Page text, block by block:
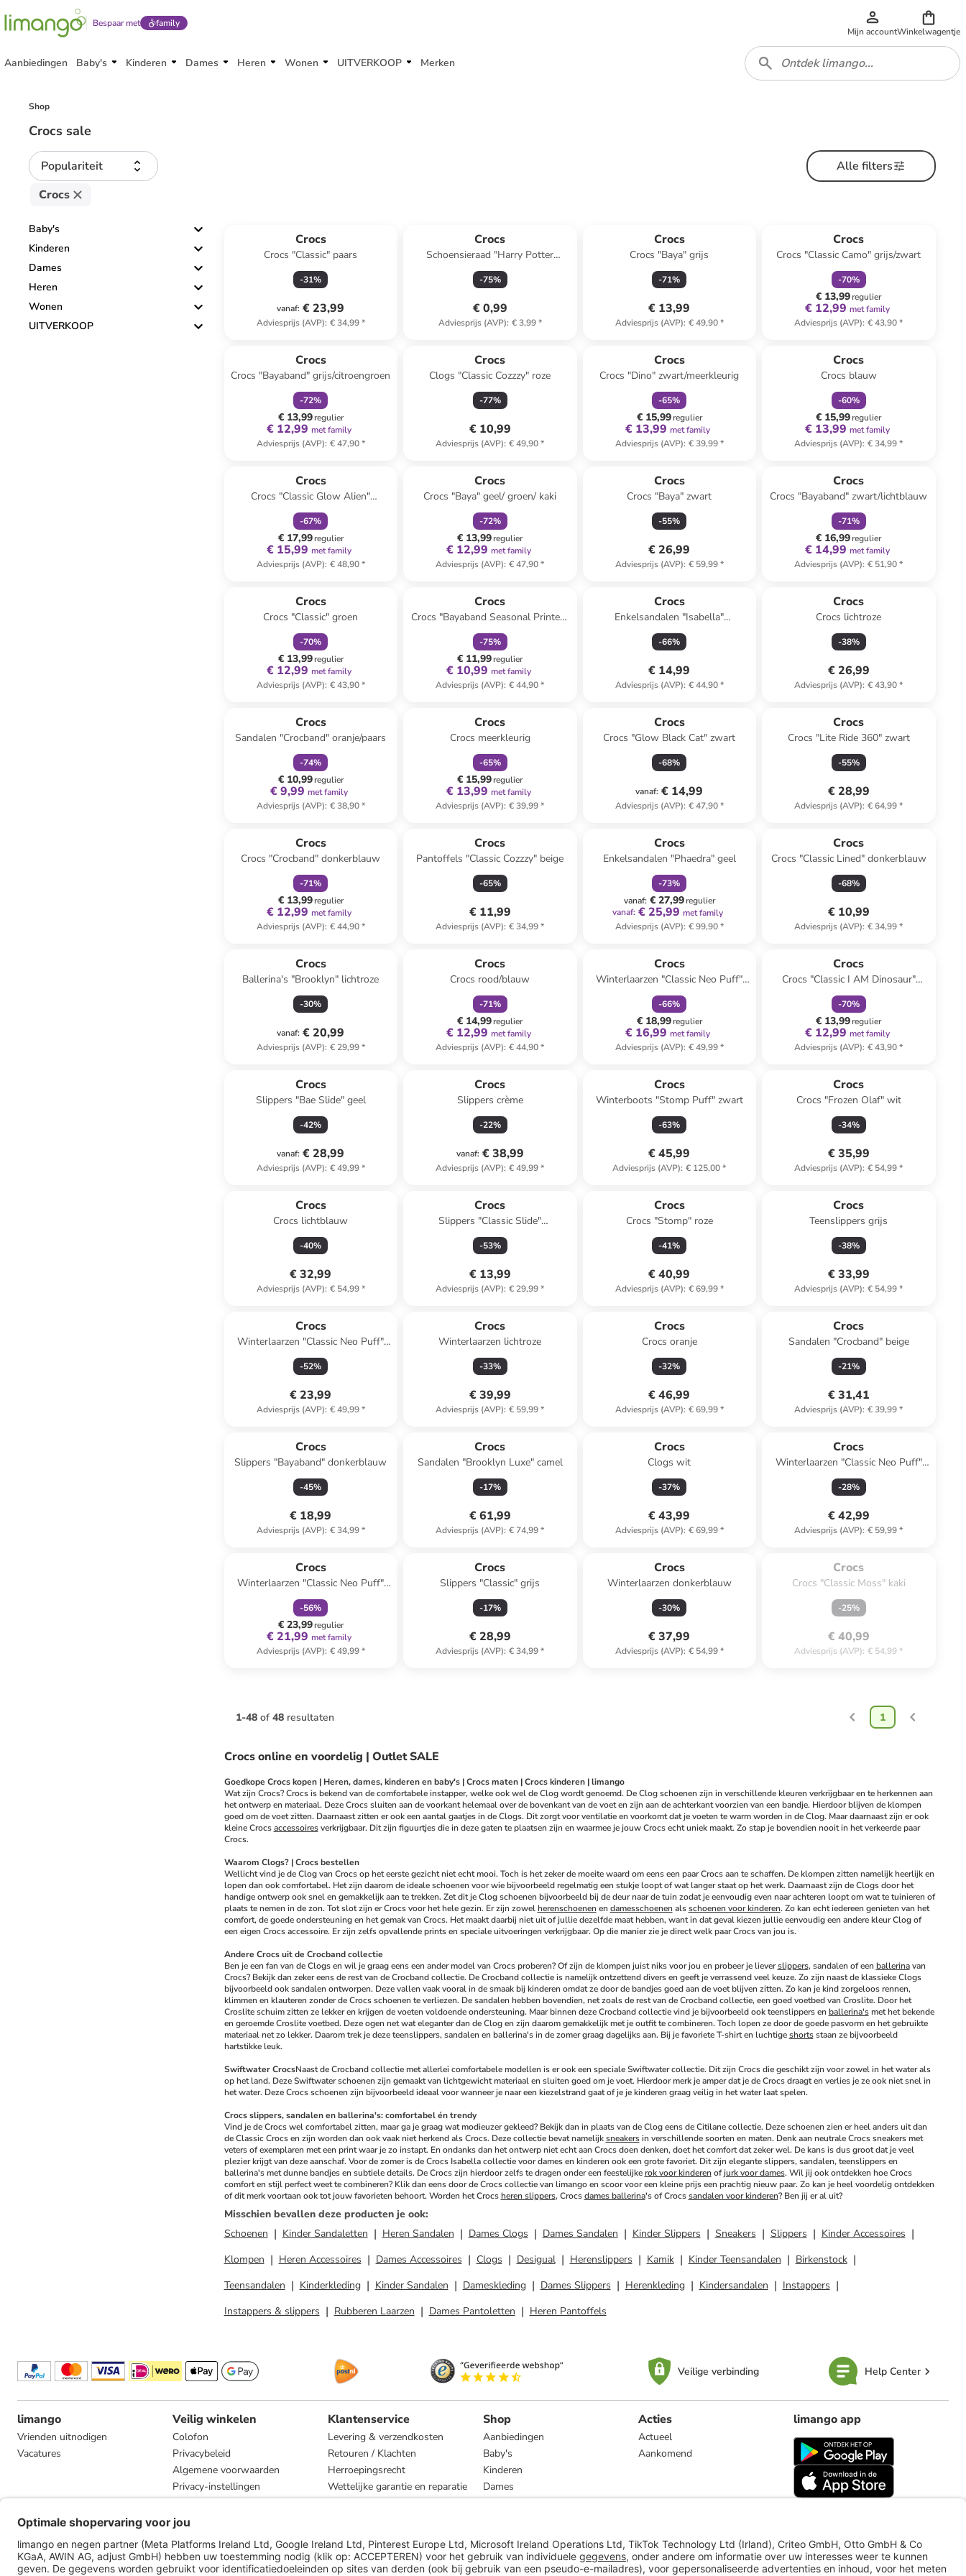
Bespaar met family
Mijn accountWinkelwagentje
Aanbiedingen Baby's Kinderen Dames Heren Wonen UITVERKOOP Merken
Shop
Crocs sale
Populariteit
Alle filters
Crocs
Baby's
Kinderen
Dames
Heren
Wonen
UITVERKOOP
Crocs
Crocs "Classic" paars
-31%
vanaf: € 23,99
Adviesprijs (AVP): € 34,99*
Crocs
Schoensieraad "Harry Potter
Hufflepuff House" geel/blauw
-75%
€ 0,99
Adviesprijs (AVP): € 3,99*
Crocs
Crocs "Baya" grijs
-71%
€ 13,99
Adviesprijs (AVP): € 49,90*
Crocs
Crocs "Classic Camo" grijs/zwart
-70%
€ 13,99regulier
€ 12,99 met family
Adviesprijs (AVP): € 43,90*
Crocs
Crocs "Bayaband" grijs/citroengroen
-72%
€ 13,99regulier
€ 12,99 met family
Adviesprijs (AVP): € 47,90*
Crocs
Clogs "Classic Cozzzy" roze
-77%
€ 10,99
Adviesprijs (AVP): € 49,90*
Crocs
Crocs "Dino" zwart/meerkleurig
-65%
€ 15,99regulier
€ 13,99 met family
Adviesprijs (AVP): € 39,99*
Crocs
Crocs blauw
-60%
€ 15,99regulier
€ 13,99 met family
Adviesprijs (AVP): € 34,99*
Crocs
Crocs "Classic Glow Alien"
wit/groen
-67%
€ 17,99regulier
€ 15,99 met family
Adviesprijs (AVP): € 48,90*
Crocs
Crocs "Baya" geel/ groen/ kaki
-72%
€ 13,99regulier
€ 12,99 met family
Adviesprijs (AVP): € 47,90*
Crocs
Crocs "Baya" zwart
-55%
€ 26,99
Adviesprijs (AVP): € 59,99*
Crocs
Crocs "Bayaband" zwart/lichtblauw
-71%
€ 16,99regulier
€ 14,99 met family
Adviesprijs (AVP): € 51,90*
Crocs
Crocs "Classic" groen
-70%
€ 13,99regulier
€ 12,99 met family
Adviesprijs (AVP): € 43,90*
Crocs
Crocs "Bayaband Seasonal Printed"
grijs/zwart/rood
-75%
€ 11,99regulier
€ 10,99 met family
Adviesprijs (AVP): € 44,90*
Crocs
Enkelsandalen "Isabella"
zilverkleurig
-66%
€ 14,99
Adviesprijs (AVP): € 44,90*
Crocs
Crocs lichtroze
-38%
€ 26,99
Adviesprijs (AVP): € 43,90*
Crocs
Sandalen "Crocband" oranje/paars
-74%
€ 10,99regulier
€ 9,99 met family
Adviesprijs (AVP): € 38,90*
Crocs
Crocs meerkleurig
-65%
€ 15,99regulier
€ 13,99 met family
Adviesprijs (AVP): € 39,99*
Crocs
Crocs "Glow Black Cat" zwart
-68%
vanaf: € 14,99
Adviesprijs (AVP): € 47,90*
Crocs
Crocs "Lite Ride 360" zwart
-55%
€ 28,99
Adviesprijs (AVP): € 64,99*
Crocs
Crocs "Crocband" donkerblauw
-71%
€ 13,99regulier
€ 12,99 met family
Adviesprijs (AVP): € 44,90*
Crocs
Pantoffels "Classic Cozzzy" beige
-65%
€ 11,99
Adviesprijs (AVP): € 34,99*
Crocs
Enkelsandalen "Phaedra" geel
-73%
vanaf: € 27,99regulier
vanaf: € 25,99 met family
Adviesprijs (AVP): € 99,90*
Crocs
Crocs "Classic Lined" donkerblauw
-68%
€ 10,99
Adviesprijs (AVP): € 34,99*
Crocs
Ballerina's "Brooklyn" lichtroze
-30%
vanaf: € 20,99
Adviesprijs (AVP): € 29,99*
Crocs
Crocs rood/blauw
-71%
€ 14,99regulier
€ 12,99 met family
Adviesprijs (AVP): € 44,90*
Crocs
Winterlaarzen "Classic Neo Puff"
roze
-66%
€ 18,99regulier
€ 16,99 met family
Adviesprijs (AVP): € 49,99*
Crocs
Crocs "Classic I AM Dinosaur"
groen
-70%
€ 13,99regulier
€ 12,99 met family
Adviesprijs (AVP): € 43,90*
Crocs
Slippers "Bae Slide" geel
-42%
vanaf: € 28,99
Adviesprijs (AVP): € 49,99*
Crocs
Slippers crème
-22%
vanaf: € 38,99
Adviesprijs (AVP): € 49,99*
Crocs
Winterboots "Stomp Puff" zwart
-63%
€ 45,99
Adviesprijs (AVP): € 125,00*
Crocs
Crocs "Frozen Olaf" wit
-34%
€ 35,99
Adviesprijs (AVP): € 54,99*
Crocs
Crocs lichtblauw
-40%
€ 32,99
Adviesprijs (AVP): € 54,99*
Crocs
Slippers "Classic Slide"
donkerblauw
-53%
€ 13,99
Adviesprijs (AVP): € 29,99*
Crocs
Crocs "Stomp" roze
-41%
€ 40,99
Adviesprijs (AVP): € 69,99*
Crocs
Teenslippers grijs
-38%
€ 33,99
Adviesprijs (AVP): € 54,99*
Crocs
Winterlaarzen "Classic Neo Puff"
donkerblauw
-52%
€ 23,99
Adviesprijs (AVP): € 49,99*
Crocs
Winterlaarzen lichtroze
-33%
€ 39,99
Adviesprijs (AVP): € 59,99*
Crocs
Crocs oranje
-32%
€ 46,99
Adviesprijs (AVP): € 69,99*
Crocs
Sandalen "Crocband" beige
-21%
€ 31,41
Adviesprijs (AVP): € 39,99*
Crocs
Slippers "Bayaband" donkerblauw
-45%
€ 18,99
Adviesprijs (AVP): € 34,99*
Crocs
Sandalen "Brooklyn Luxe" camel
-17%
€ 61,99
Adviesprijs (AVP): € 74,99*
Crocs
Clogs wit
-37%
€ 43,99
Adviesprijs (AVP): € 69,99*
Crocs
Winterlaarzen "Classic Neo Puff"
zwart
-28%
€ 42,99
Adviesprijs (AVP): € 59,99*
Crocs
Winterlaarzen "Classic Neo Puff"
donkerblauw
-56%
€ 23,99regulier
€ 21,99 met family
Adviesprijs (AVP): € 49,99*
Crocs
Slippers "Classic" grijs
-17%
€ 28,99
Adviesprijs (AVP): € 34,99*
Crocs
Winterlaarzen donkerblauw
-30%
€ 37,99
Adviesprijs (AVP): € 54,99*
uitverkocht.
Crocs
Crocs "Classic Moss" kaki
-25%
€ 40,99
Adviesprijs (AVP): € 54,99*
1-48 of 48 resultaten 1
Crocs online en voordelig | Outlet SALE
Goedkope Crocs kopen | Heren, dames, kinderen en baby's | Crocs maten | Crocs kinderen | limango
Wat zijn Crocs? Crocs is bekend van de comfortabele instapper, welke ook wel de Clog wordt genoemd. De Clog schoenen zijn in verschillende kleuren verkrijgbaar en te herkennen aan
het ontwerp en materiaal. Deze Crocs sluiten aan de voorkant helemaal over de bovenkant van de voet en zijn aan de achterkant voorzien van een bandje. Hierdoor blijven de klompen
goed om de voet zitten. Daarnaast zitten er ook een aantal gaatjes in de Clogs. Dit zorgt voor ventilatie en voorkomt dat je voeten te warm worden in de Clog. Maar daarnaast zijn er ook
kleine Crocs accessoires verkrijgbaar. Dit zijn figuurtjes die in deze gaten te plaatsen zijn en waarmee je jouw Crocs echt uniek maakt. Zo stap je bovendien nooit in het verkeerde paar
Crocs.
Waarom Clogs? | Crocs bestellen
Wellicht vind je de Clog van Crocs op het eerste gezicht niet echt mooi. Toch is het zeker de moeite waard om eens een paar Crocs aan te schaffen. De klompen zitten namelijk heerlijk en
lopen dan ook comfortabel. Het zijn daarom de ideale schoenen voor wie bijvoorbeeld regelmatig een stukje loopt of wat langer staat op het werk. Daarnaast zijn de Clogs door het
handige ontwerp ook snel en gemakkelijk aan te trekken. Zet dit je Clog schoenen bijvoorbeeld bij de deur naar de tuin zodat je eenvoudig even naar achteren loopt om wat te tuinieren of
plaats te nemen in de zon. Tot slot zijn er Crocs voor het hele gezin. Er zijn zowel herenschoenen en damesschoenen als schoenen voor kinderen. Zo kan echt iedereen genieten van het
comfort, de goede ondersteuning en het gemak van Crocs. Het maakt daarbij niet uit of jullie dezelfde maat hebben, want in dat geval kiezen jullie eenvoudig een andere kleur Clog of
een eigen Crocs accessoire. Er zijn zelfs opvallende prints en speciale uitvoeringen verkrijgbaar. Op die manier zie je direct welk paar Crocs van jou is.
Andere Crocs uit de Crocband collectie
Ben je een fan van de Clogs en wil je graag eens een ander model van Crocs proberen? Of zijn de klompen juist niks voor jou en probeer je liever slippers, sandalen of een ballerina van
Crocs? Bekijk dan zeker eens de rest van de Crocband collectie. De Crocband collectie is namelijk ontzettend divers en geeft je verrassend veel keuze. Zo zijn naast de klassieke Clogs
bijvoorbeeld ook sandalen ontworpen. Deze vallen vaak vooral in de smaak bij kinderen omdat ze door de bandjes goed aan de voet blijven zitten. Zo kan je kind zorgeloos rennen,
klimmen en klauteren zonder de Crocs schoenen te verliezen. De sandalen hebben bovendien, net zoals de rest van de Crocband collectie, een goed voetbed van Croslite. Door het
Croslite schuim zitten ze lekker en krijgen de voeten voldoende ondersteuning. Maar binnen deze Crocband collectie vind je bijvoorbeeld ook teenslippers en ballerina's met het bekende
en geroemde Croslite voetbed. Deze ogen net wat eleganter dan de Clog en zijn daarom gemakkelijk met je outfit te combineren. Toch lopen ze door de goede pasvorm en het gebruikte
materiaal net zo lekker. Daarom trek je deze teenslippers, sandalen en ballerina's in de zomer graag dagelijks aan. Bij je favoriete T-shirt en luchtige shorts staan ze bijvoorbeeld
hartstikke leuk.
Swiftwater CrocsNaast de Crocband collectie met allerlei comfortabele modellen is er ook een speciale Swiftwater collectie. Dit zijn Crocs die geschikt zijn voor zowel in het water als
op het land. Deze Swiftwater schoenen zijn gemaakt van lichtgewicht materiaal en sluiten goed om je voet. Hierdoor merk je amper dat je de Crocs draagt en verlies je ze ook niet snel in
het water. Deze Crocs schoenen zijn bijvoorbeeld ideaal voor wanneer je naar een kiezelstrand gaat of je je kinderen graag veilig in het water laat spelen.
Crocs slippers, sandalen en ballerina's: comfortabel én trendy
Vind je de Crocs wel comfortabel zitten, maar ga je graag wat modieuzer gekleed? Bekijk dan in plaats van de Clog eens de Citilane collectie. Deze schoenen zien er heel anders uit dan
de Classic Crocs en zijn worden dan ook vaak niet herkend als Crocs. Deze collectie bevat namelijk sneakers in verschillende soorten en maten. Denk aan neutrale Crocs sneakers met
veters of exemplaren met een print waar je zo instapt. En ondanks dan het ontwerp niet echt aan Crocs doen denken, doet het comfort dat zeker wel. De kans is dus groot dat je veel
plezier krijgt van deze aanschaf. Voor de zomer is de Crocs Isabella collectie voor dames en kinderen ook een grote favoriet. Dit zijn elegante slippers, sandalen, teenslippers en
ballerina's met dunne bandjes en subtiele details. De Crocs zijn hierdoor zelfs te dragen onder een feestelijke rok voor kinderen of jurk voor dames. Wil jij ook ontdekken hoe Crocs
comfort en stijl perfect weet te combineren? Klik dan eens door de Crocs collectie van limango en scoor voor een kleine prijs een prachtig nieuw paar. Zo kan je heel voordelig ontdekken
of dit merk voortaan ook tot jouw favorieten behoort. Worden het Crocs heren slippers, Crocs dames ballerina's of Crocs sandalen voor kinderen? Ben jij er al uit?
Misschien bevallen deze producten je ook:
Schoenen
Kinder Sandaletten Heren Sandalen Dames Clogs Dames Sandalen Kinder Slippers Sneakers Slippers
Kinder Accessoires
Klompen
Heren Accessoires Dames Accessoires Clogs Desigual Herenslippers Kamik Kinder Teensandalen
Birkenstock
Teensandalen
Kinderkleding Kinder Sandalen Dameskleding Dames Slippers Herenkleding Kindersandalen
Instappers
Instappers & slippers
Rubberen Laarzen Dames Pantoletten Heren Pantoffels
Veilige verbinding Help Center
limango
Vrienden uitnodigen
Vacatures
Veilig winkelen
Colofon
Privacybeleid
Algemene voorwaarden
Privacy-instellingen
Compliance
Klantenservice
Levering & verzendkosten
Retouren / Klachten
Herroepingsrecht
Wettelijke garantie en reparatie
Shop
Aanbiedingen
Baby's
Kinderen
Dames
Heren
Acties
Actueel
Aankomend
limango app